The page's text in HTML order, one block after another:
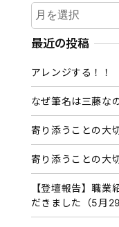
ア
ー
カ
ブ
最近の投稿
アレンジする！！
なぜ筆名は三藤な
寄り添うことの
寄り添うことの
【登壇報告】職
だきました（5月29